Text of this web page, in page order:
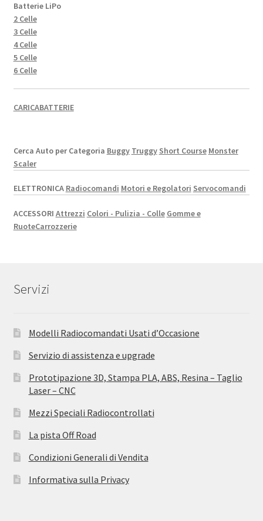
Batterie LiPo
2 Celle
3 Celle
4 Celle
5 Celle
6 Celle
CARICABATTERIE
Cerca Auto per Categoria Buggy Truggy Short Course Monster
Scaler
ELETTRONICA Radiocomandi Motori e Regolatori Servocomandi
ACCESSORI Attrezzi Colori - Pulizia - Colle Gomme e
RuoteCarrozzerie
Servizi
Modelli Radiocomandati Usati d’Occasione
Servizio di assistenza e upgrade
Prototipazione 3D, Stampa PLA, ABS, Resina – Taglio
Laser – CNC
Mezzi Speciali Radiocontrollati
La pista Off Road
Condizioni Generali di Vendita
Informativa sulla Privacy